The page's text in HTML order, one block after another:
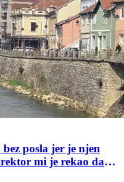
posla jer je njen
mi je rekao da